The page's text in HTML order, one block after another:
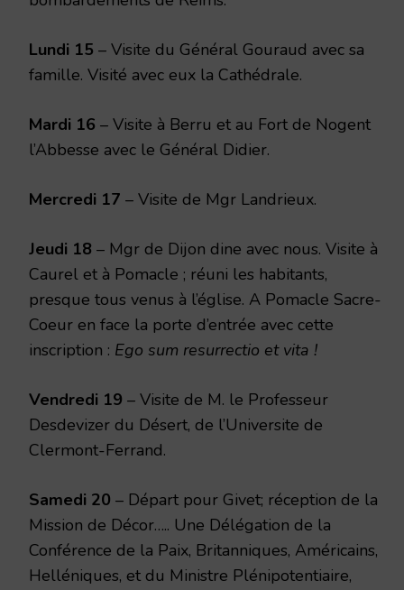
Lundi 15 – Visite du Général Gouraud avec sa
famille. Visité avec eux la Cathédrale.
Mardi 16 – Visite à Berru et au Fort de Nogent
l’Abbesse avec le Gé­néral Didier.
Mercredi 17 – Visite de Mgr Landrieux.
Jeudi 18 – Mgr de Dijon dine avec nous. Visite à
Caurel et à Pomacle ; réuni les habitants,
presque tous venus à l’église. A Pomacle Sacre-
Coeur en face la porte d’entrée avec cette
inscription : Ego sum resurrectio et vita !
Vendredi 19 – Visite de M. le Professeur
Desdevizer du Désert, de l’Universite de
Clermont-Ferrand.
Samedi 20 – Départ pour Givet; réception de la
Mission de Décor….. Une Délégation de la
Conférence de la Paix, Britanniques, Américains,
Helléniques, et du Ministre Plénipotentiaire,